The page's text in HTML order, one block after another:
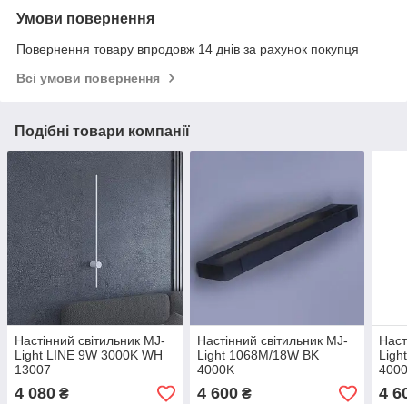
Умови повернення
Повернення товару впродовж 14 днів за рахунок покупця
Всі умови повернення
Подібні товари компанії
Настінний світильник MJ-
Light LINE 9W 3000K WH
13007
4 080 ₴
Настінний світильник MJ-
Light 1068M/18W BK
4000K
4 600₴ 4